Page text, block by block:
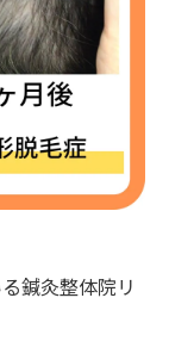
鍼灸整体院リ